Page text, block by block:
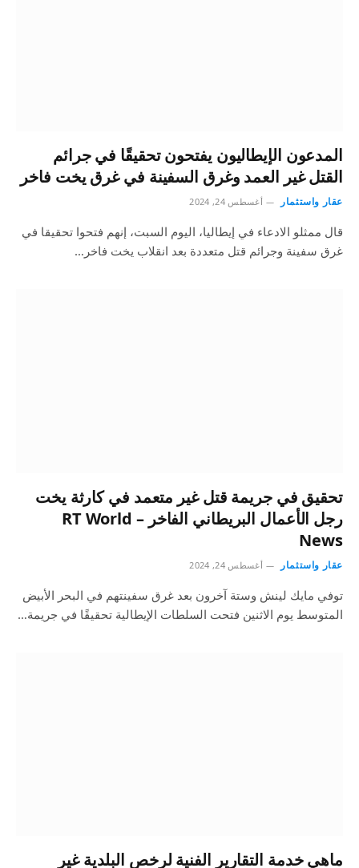
المدعون الإيطاليون يفتحون تحقيقًا في جرائم
القتل غير العمد وغرق السفينة في غرق يخت فاخر
عقار واستثمار أغسطس 24, 2024
قال ممثلو الادعاء في إيطاليا، اليوم السبت، إنهم فتحوا تحقيقا في
غرق سفينة وجرائم قتل متعددة بعد انقلاب يخت فاخر…
تحقيق في جريمة قتل غير متعمد في كارثة يخت
رجل الأعمال البريطاني الفاخر – RT World
News
عقار واستثمار أغسطس 24, 2024
توفي مايك لينش وستة آخرون بعد غرق سفينتهم في البحر الأبيض
المتوسط ​​يوم الاثنين فتحت السلطات الإيطالية تحقيقًا في جريمة…
ماهي خدمة التقارير الفنية لرخص البلدية غير